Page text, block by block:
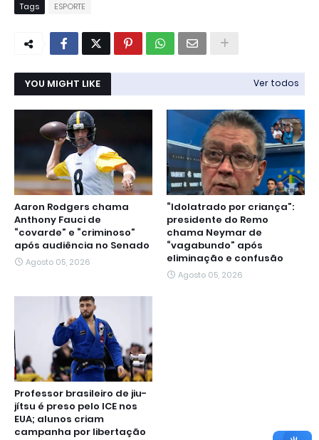
Tags ESPORTE
YOU MIGHT LIKE Ver todos
Aaron Rodgers chama
Anthony Fauci de
“covarde” e “criminoso”
após audiência no Senado
Agosto 05, 2026
“Idolatrado por criança”:
presidente do Remo
chama Neymar de
“vagabundo” após
eliminação e confusão
Agosto 05, 2026
Professor brasileiro de jiu-
jítsu é preso pelo ICE nos
EUA; alunos criam
campanha por libertação